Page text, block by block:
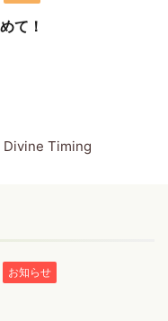
て！
Divine Timing
お知らせ